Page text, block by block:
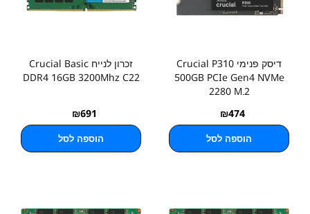
דיסק פנימי Crucial P310
500GB PCIe Gen4 NVMe
2280 M.2
₪474
הוספה לסל
זכרון לנייח Crucial Basic
DDR4 16GB 3200Mhz C22
₪691
הוספה לסל